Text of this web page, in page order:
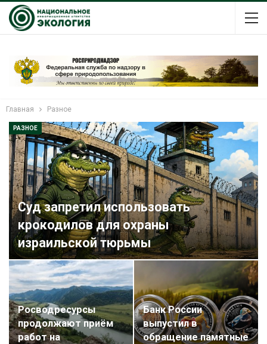
Главная Разное
РАЗНОЕ
Суд запретил использовать
крокодилов для охраны
израильской тюрьмы
Росводресурсы
продолжают приём
работ на
Банк России
выпустил в
обращение памятные